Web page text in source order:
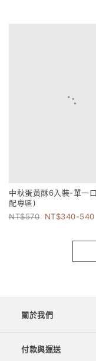
中秋蛋黃酥6入裝-單一
配專區)
570
340-540
關於我們
付款與運送